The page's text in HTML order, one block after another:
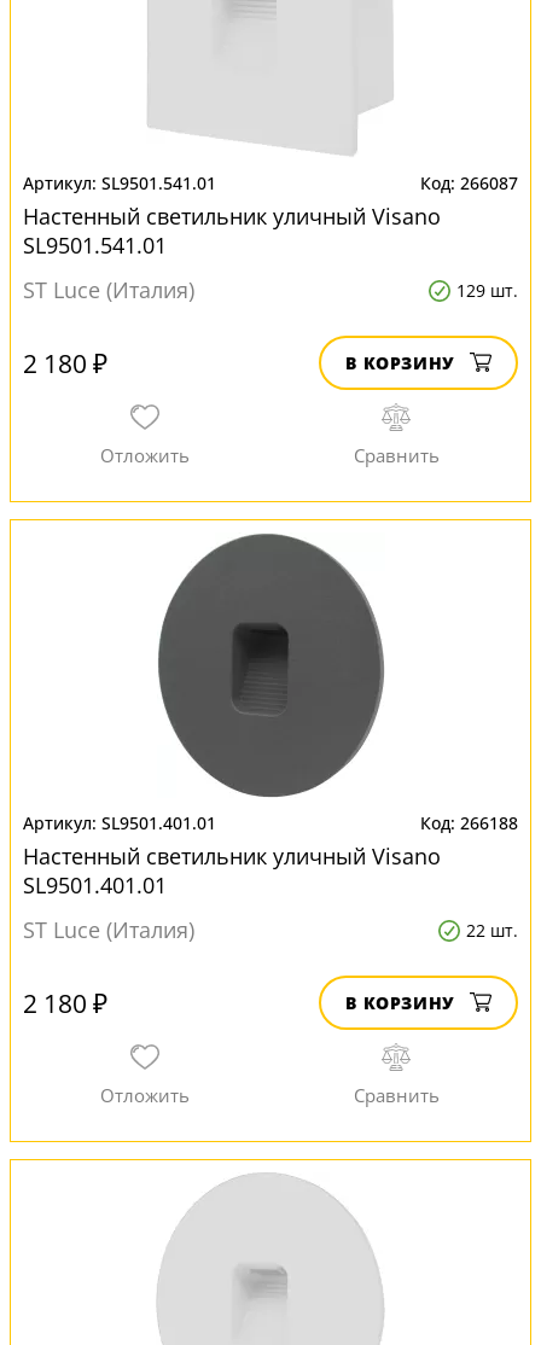
SL9501.541.01 266087
Настенный светильник уличный Visano
SL9501.541.01
ST Luce (Италия)
129 шт.
2 180 ₽ В КОРЗИНУ
SL9501.401.01 266188
Настенный светильник уличный Visano
SL9501.401.01
ST Luce (Италия)
22 шт.
2 180 ₽ В КОРЗИНУ